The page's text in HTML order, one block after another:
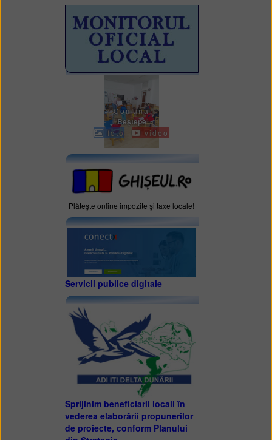
Comuna
Beştepe
foto video
Plăteşte online impozite şi taxe locale!
Servicii publice digitale
Sprijinim beneficiarii locali în
vederea elaborării propunerilor
de proiecte, conform Planului